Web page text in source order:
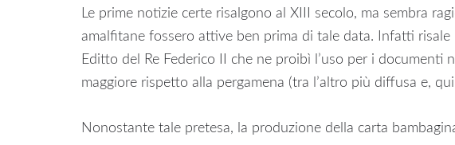
Le prime notizie certe risalgono al XIII secolo, ma sembra
amalfitane fossero attive ben prima di tale data. Infatti
Editto del Re Federico II che ne proibì l’uso per i documenti
maggiore rispetto alla pergamena (tra l’altro più diffusa e,
Nonostante tale pretesa, la produzione della carta